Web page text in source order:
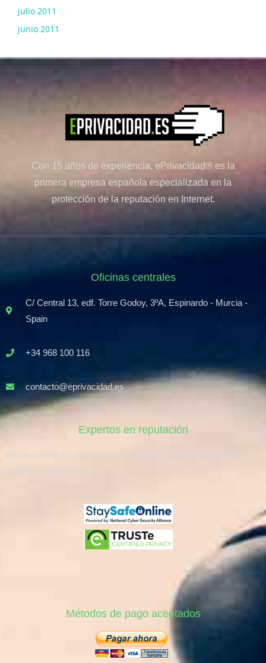
julio 2011
junio 2011
Con 15 años de experiencia, ePrivacidad® es la
primera empresa española especializada en la
protección de la reputación en Internet.
Oficinas centrales
C/ Central 13, edf. Torre Godoy, 3ºA, Espinardo - Murcia -
Spain
+34 968 100 116
contacto@eprivacidad.es
Expertos en reputación
ePrivacidad® es una empresa experta en eliminar contenido
perjudicial de Internet.
Métodos de pago aceptados